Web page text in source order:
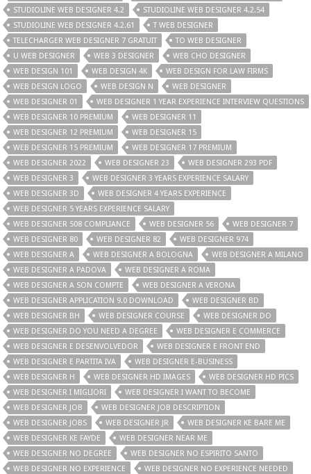
STUDIOLINE WEB DESIGNER 4.2
STUDIOLINE WEB DESIGNER 4.2.54
STUDIOLINE WEB DESIGNER 4.2.61
T WEB DESIGNER
TELECHARGER WEB DESIGNER 7 GRATUIT
TO WEB DESIGNER
U WEB DESIGNER
WEB 3 DESIGNER
WEB CHO DESIGNER
WEB DESIGN 101
WEB DESIGN 4K
WEB DESIGN FOR LAW FIRMS
WEB DESIGN LOGO
WEB DESIGN N
WEB DESIGNER
WEB DESIGNER 01
WEB DESIGNER 1 YEAR EXPERIENCE INTERVIEW QUESTIONS
WEB DESIGNER 10 PREMIUM
WEB DESIGNER 11
WEB DESIGNER 12 PREMIUM
WEB DESIGNER 15
WEB DESIGNER 15 PREMIUM
WEB DESIGNER 17 PREMIUM
WEB DESIGNER 2022
WEB DESIGNER 23
WEB DESIGNER 293 PDF
WEB DESIGNER 3
WEB DESIGNER 3 YEARS EXPERIENCE SALARY
WEB DESIGNER 3D
WEB DESIGNER 4 YEARS EXPERIENCE
WEB DESIGNER 5 YEARS EXPERIENCE SALARY
WEB DESIGNER 508 COMPLIANCE
WEB DESIGNER 56
WEB DESIGNER 7
WEB DESIGNER 80
WEB DESIGNER 82
WEB DESIGNER 974
WEB DESIGNER A
WEB DESIGNER A BOLOGNA
WEB DESIGNER A MILANO
WEB DESIGNER A PADOVA
WEB DESIGNER A ROMA
WEB DESIGNER A SON COMPTE
WEB DESIGNER A VERONA
WEB DESIGNER APPLICATION 9.0 DOWNLOAD
WEB DESIGNER BD
WEB DESIGNER BH
WEB DESIGNER COURSE
WEB DESIGNER DO
WEB DESIGNER DO YOU NEED A DEGREE
WEB DESIGNER E COMMERCE
WEB DESIGNER E DESENVOLVEDOR
WEB DESIGNER E FRONT END
WEB DESIGNER E PARTITA IVA
WEB DESIGNER E-BUSINESS
WEB DESIGNER H
WEB DESIGNER HD IMAGES
WEB DESIGNER HD PICS
WEB DESIGNER I MIGLIORI
WEB DESIGNER I WANT TO BECOME
WEB DESIGNER JOB
WEB DESIGNER JOB DESCRIPTION
WEB DESIGNER JOBS
WEB DESIGNER JR
WEB DESIGNER KE BARE ME
WEB DESIGNER KE FAYDE
WEB DESIGNER NEAR ME
WEB DESIGNER NO DEGREE
WEB DESIGNER NO ESPIRITO SANTO
WEB DESIGNER NO EXPERIENCE
WEB DESIGNER NO EXPERIENCE NEEDED